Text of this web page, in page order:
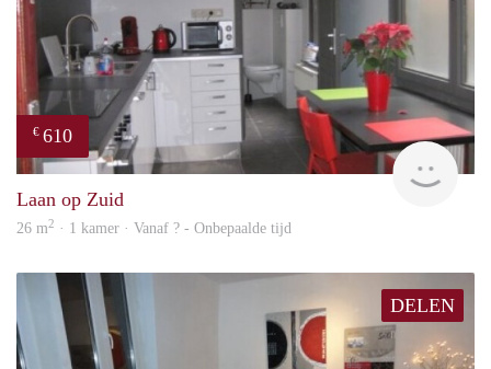
€ 610
Laan op Zuid
26 m2 · 1 kamer · Vanaf ? - Onbepaalde tijd
DELEN